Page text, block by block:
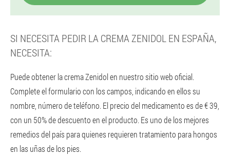
SI NECESITA PEDIR LA CREMA ZENIDOL EN ESPAÑA,
NECESITA:
Puede obtener la crema Zenidol en nuestro sitio web oficial.
Complete el formulario con los campos, indicando en ellos su
nombre, número de teléfono. El precio del medicamento es de € 39,
con un 50% de descuento en el producto. Es uno de los mejores
remedios del país para quienes requieren tratamiento para hongos
en las uñas de los pies.